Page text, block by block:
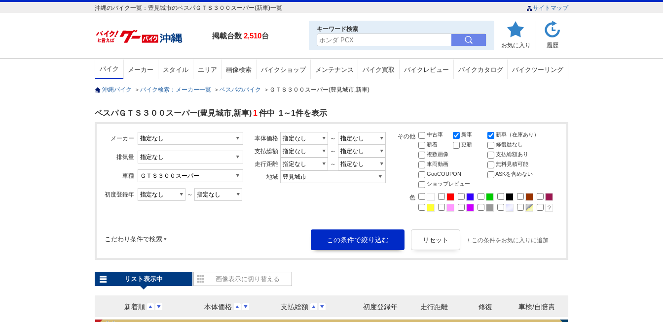
沖縄のバイク一覧：豊見城市のベスパＧＴＳ３００スーパー(新車)一覧 サイトマップ
掲載台数 2,510台
キーワード検索
お気に入り 履歴
バイク メーカー スタイル エリア 画像検索 バイクショップ メンテナンス バイク買取 バイクレビュー バイクカタログ バイクツーリング
沖縄バイク ＞ バイク検索：メーカー一覧 ＞ ベスパのバイク ＞ ＧＴＳ３００スーパー(豊見城市,新車)
ベスパＧＴＳ３００スーパー(豊見城市,新車) 1件中 1～1件を表示
メーカー
排気量
車種
初度登録年 ～
本体価格
～
支払総額
～
走行距離
～
地域
その他 中古車 新車
新車（在庫あり）
新着
更新
修復歴なし
複数画像
支払総額あり
車両動画
無料見積可能
GooCOUPON
ASKを含めない
ショップレビュー
色
こだわり条件で検索 + この条件をお気に入りに追加
新着順 本体価格 支払総額 初度登録年 走行距離 修復 車検/自賠責
リスト表示中 画像表示に切り替える